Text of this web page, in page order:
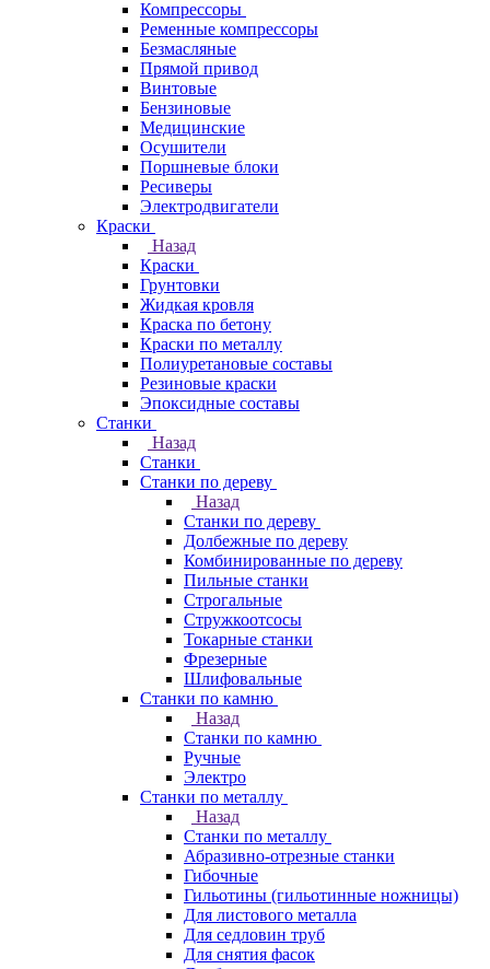
Компрессоры
Ременные компрессоры
Безмасляные
Прямой привод
Винтовые
Бензиновые
Медицинские
Осушители
Поршневые блоки
Ресиверы
Электродвигатели
Краски
Назад
Краски
Грунтовки
Жидкая кровля
Краска по бетону
Краски по металлу
Полиуретановые составы
Резиновые краски
Эпоксидные составы
Станки
Назад
Станки
Станки по дереву
Назад
Станки по дереву
Долбежные по дереву
Комбинированные по дереву
Пильные станки
Строгальные
Стружкоотсосы
Токарные станки
Фрезерные
Шлифовальные
Станки по камню
Назад
Станки по камню
Ручные
Электро
Станки по металлу
Назад
Станки по металлу
Абразивно-отрезные станки
Гибочные
Гильотины (гильотинные ножницы)
Для листового металла
Для седловин труб
Для снятия фасок